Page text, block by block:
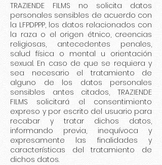
TRAZIENDE FILMS no solicita datos
personales sensibles de acuerdo con
la LFPDPPP, los datos relacionados con
la raza o el origen étnico, creencias
religiosas, antecedentes penales,
salud física o mental u orientación
sexual. En caso de que se requiera y
sea necesario el tratamiento de
alguno de los datos personales
sensibles antes citados, TRAZIENDE
FILMS solicitará el consentimiento
expreso y por escrito del usuario para
recabar y tratar dichos datos,
informando previa, inequívoca y
expresamente las finalidades y
características del tratamiento de
dichos datos.